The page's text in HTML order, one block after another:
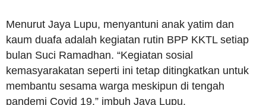
Menurut Jaya Lupu, menyantuni anak yatim dan
kaum duafa adalah kegiatan rutin BPP KKTL setiap
bulan Suci Ramadhan. “Kegiatan sosial
kemasyarakatan seperti ini tetap ditingkatkan untuk
membantu sesama warga meskipun di tengah
pandemi Covid 19,” imbuh Jaya Lupu.